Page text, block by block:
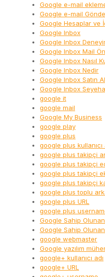
Google e-mail
Google e-mail
Google Hesaplar ve
Google Inbox
Google Inbox
Google Inbox Mail
Google Inbox Nasıl
Google Inbox Nedir
Google Inbox Satın
Google Inbox
google it
google mail
Google My Business
google play
google plus
google plus kullanıcı
google plus takipçi
google plus takipçi
google plus takipçi
google plus takipçi
google plus toplu
google plus URL
google plus
Google Sahip
Google Sahip
google webmaster
Google yazılım
google+ kullanıcı adı
google+ URL